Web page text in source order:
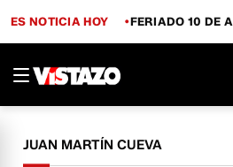
ES NOTICIA HOY FERIADO 10 DE
JUAN MARTÍN CUEVA